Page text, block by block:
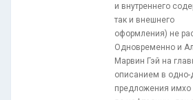
и внутреннего
так и внешнего
оформления) не
Одновременно и
Марвин Гэй на
описанием в одно-
предложения имхо